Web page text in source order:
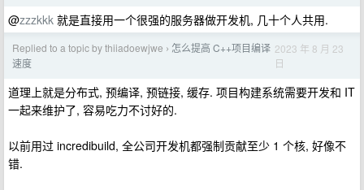
@zzzkkk 就是直接用一个很强的服务器做开发机, 几十个人共用.
Replied to a topic by thiiadoewjwe › 怎么提高 C++项目编译
速度
2023 年 8 月 23
日
道理上就是分布式, 预编译, 预链接, 缓存. 项目构建系统需要开发和 IT
一起来维护了, 容易吃力不讨好的.
以前用过 incredibuild, 全公司开发机都强制贡献至少 1 个核, 好像不
错.